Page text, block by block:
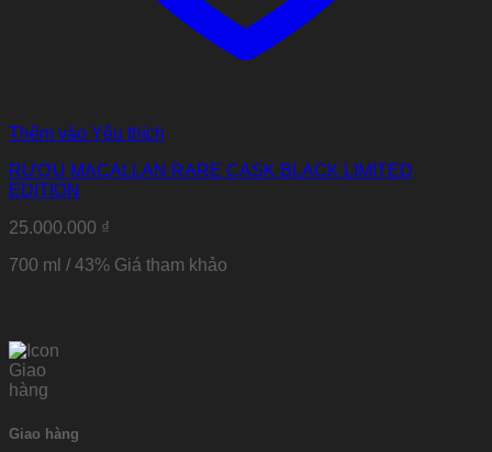
Thêm vào Yêu thích
RƯỢU MACALLAN RARE CASK BLACK LIMITED
EDITION
25.000.000 ₫
700 ml / 43% Giá tham khảo
Giao hàng